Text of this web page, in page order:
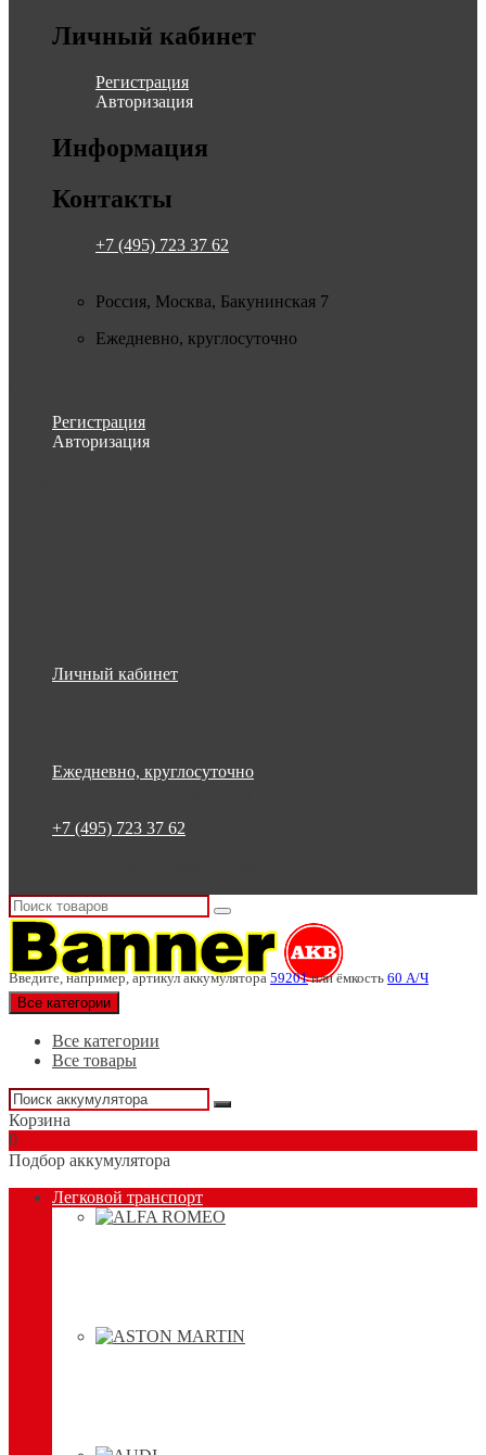
Личный кабинет
Регистрация
Авторизация
Информация
Контакты
+7 (495) 723 37 62
Россия, Москва, Бакунинская 7
Ежедневно, круглосуточно
Регистрация
Авторизация
Личный кабинет
Ежедневно, круглосуточно
+7 (495) 723 37 62
Введите, например, артикул аккумулятора 59201или ёмкость 60 А/Ч
Все категории
Все категории
Все товары
Корзина
0
Подбор аккумулятора
Легковой транспорт